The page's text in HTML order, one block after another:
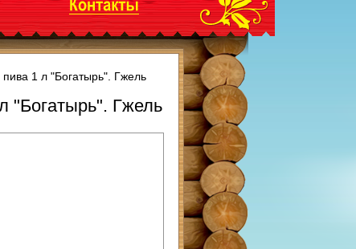
пива 1 л "Богатырь". Гжель
"Богатырь". Гжель